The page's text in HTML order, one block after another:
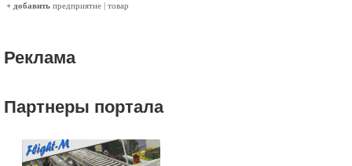
+ добавить предприятие | товар
Реклама
Партнеры портала